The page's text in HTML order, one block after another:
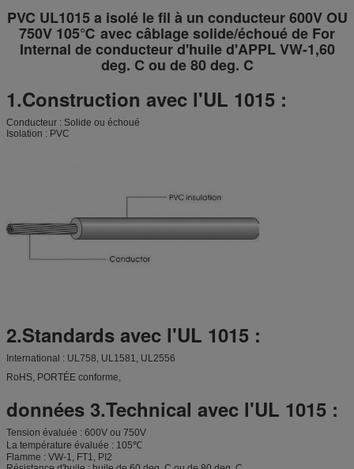
PVC UL1015 a isolé le fil à un conducteur 600V OU
750V 105℃ avec câblage solide/échoué de For
Internal de conducteur d'huile d'APPL VW-1,60
deg. C ou de 80 deg. C
1.Construction avec l'UL 1015 :
Conducteur : Solide ou échoué
Isolation : PVC
2.Standards avec l'UL 1015 :
International : UL758, UL1581, UL2556
RoHS, PORTÉE conforme,
données 3.Technical avec l'UL 1015 :
Tension évaluée : 600V ou 750V
La température évaluée : 105℃
Flamme : VW-1, FT1, PI2